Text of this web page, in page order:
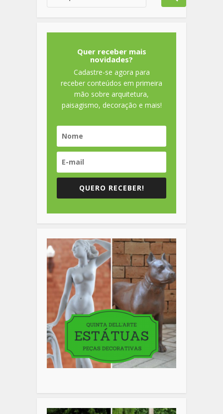
Quer receber mais
novidades?
Cadastre-se agora para
receber conteúdos em primeira
mão sobre arquitetura,
paisagismo, decoração e mais!
QUERO RECEBER!